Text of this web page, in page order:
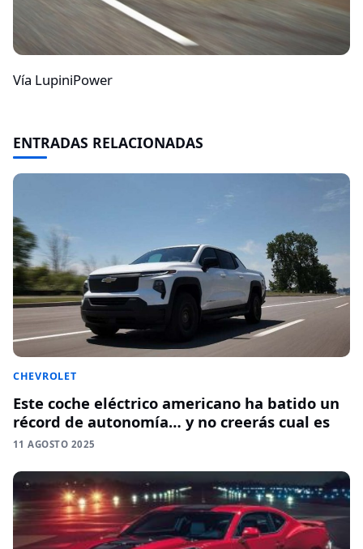
Vía LupiniPower
ENTRADAS RELACIONADAS
CHEVROLET
Este coche eléctrico americano ha batido un
récord de autonomía… y no creerás cual es
11 AGOSTO 2025